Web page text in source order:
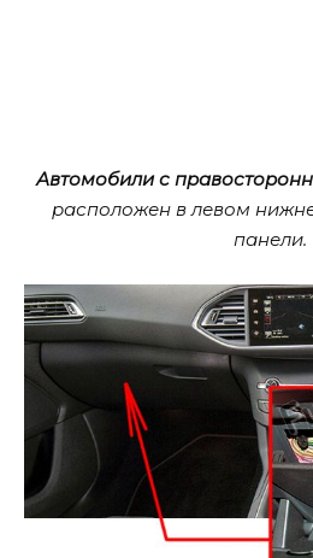
Автомобили с
расположен в левом
панели.